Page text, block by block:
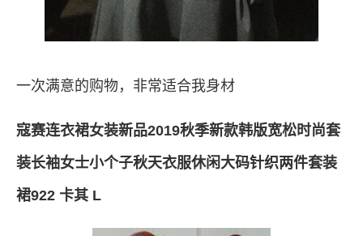
一次满意的购物，非常适合我身材
寇赛连衣裙女装新品2019秋季新款韩版宽松时尚套
装长袖女士小个子秋天衣服休闲大码针织两件套装
裙922 卡其 L